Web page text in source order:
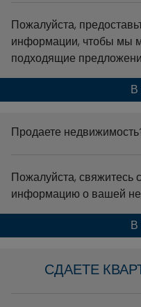
Пожалуйста,
информации, чтобы мы
подходящие
Продаете
Пожалуйста, свяжитесь
информацию о вашей
СДАЕТЕ